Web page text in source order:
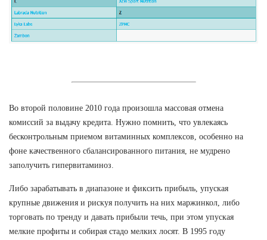
Во второй половине 2010 года произошла массовая отмена
комиссий за выдачу кредита. Нужно помнить, что увлекаясь
бесконтрольным приемом витаминных комплексов, особенно на
фоне качественного сбалансированного питания, не мудрено
заполучить гипервитаминоз.
Либо зарабатывать в диапазоне и фиксить прибыль, упуская
крупные движения и рискуя получить на них маржинкол, либо
торговать по тренду и давать прибыли течь, при этом упуская
мелкие профиты и собирая стадо мелких лосят. В 1995 году